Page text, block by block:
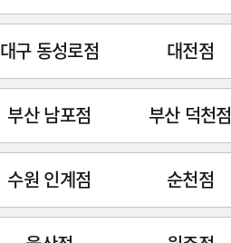
대구 동성로점 대전점
부산 남포점 부산 덕천점
수원 인계점 순천점